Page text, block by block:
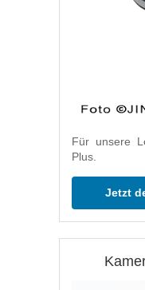
Für unsere
Plus.
Jetzt